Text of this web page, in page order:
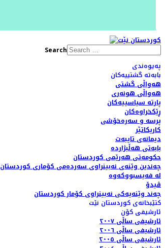
Search
پەیوەندی
بابەتە گشتییەکان
هەواڵی گشتی
هەواڵی هونەری
پارتە سیاسییەکان
ڕێکخراوەکان
پرسە و سەرەخۆشی
کاریکاتێر
دیمانەی تایبەت
بابەتی هەڵبژاردە
حکومەتی هەرێمی کوردستان
چەندین وێنەی نەبینراوی سەردەمی کۆماری کوردستان
لە فەیسبووکەوە
ڤیدۆ
چەند وێنەیەکی نەبینراوی کۆمار کوردستان
کتێبخانەی کوردستان نێت
ئارشیفی کۆن
ئارشیفی ساڵی ٢٠٠٧
ئارشیفی ساڵی ٢٠٠٦
ئارشیفی ساڵی ٢٠٠٥